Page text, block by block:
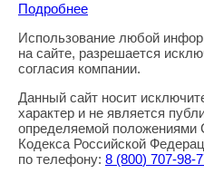
Подробнее
Правовая информация
Использование любой
на сайте, разрешается
согласия компании.
Данный сайт носит
характер и не является
определяемой положениями
Кодекса Российской
по телефону: 8 (800) 707-98-